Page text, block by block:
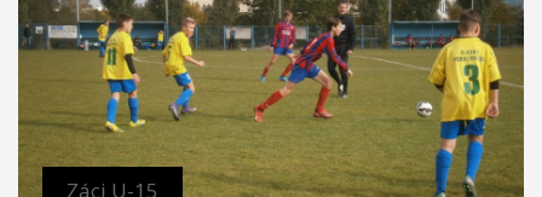
Záci U-15